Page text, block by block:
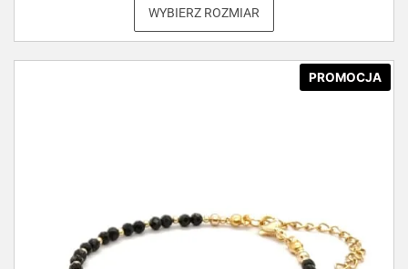
WYBIERZ ROZMIAR
PROMOCJA